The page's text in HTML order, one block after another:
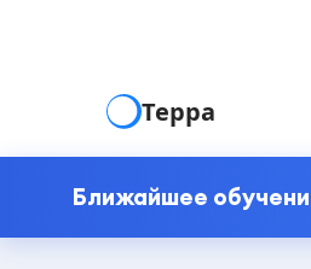
Терра
Ближайшее